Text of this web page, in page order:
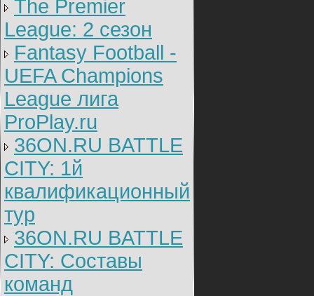
The Premier
League: 2 cезон
Fantasy Football -
UEFA Champions
League лига
ProPlay.ru
36ON.RU BATTLE
CITY: 1й
квалификационный
тур
36ON.RU BATTLE
CITY: Составы
команд